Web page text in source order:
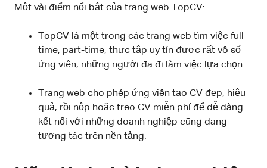
Một vài điểm nổi bật của trang web TopCV:
TopCV là một trong các trang web tìm việc full-
time, part-time, thực tập uy tín được rất vô số
ứng viên, những người đã đi làm việc lựa chọn.
Trang web cho phép ứng viên tạo CV đẹp, hiệu
quả, rồi nộp hoặc treo CV miễn phí để dễ dàng
kết nối với những doanh nghiệp cũng đang
tương tác trên nền tảng.